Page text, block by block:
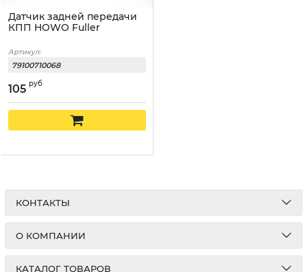
Датчик задней передачи
КПП HOWO Fuller
Артикул:
79100710068
105 руб
КОНТАКТЫ
О КОМПАНИИ
КАТАЛОГ ТОВАРОВ